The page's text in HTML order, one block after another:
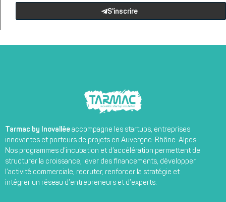
S'inscrire
Tarmac by Inovallée accompagne les startups, entreprises
innovantes et porteurs de projets en Auvergne-Rhône-Alpes.
Nos programmes d’incubation et d’accélération permettent de
structurer la croissance, lever des financements, développer
l’activité commerciale, recruter, renforcer la stratégie et
intégrer un réseau d’entrepreneurs et d’experts.